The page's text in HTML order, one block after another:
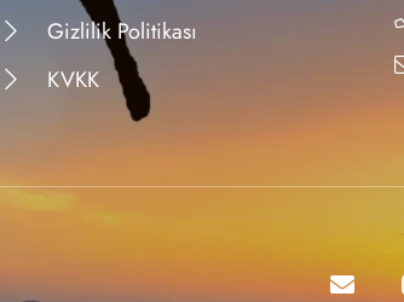
Gizlilik Politikası
KVKK